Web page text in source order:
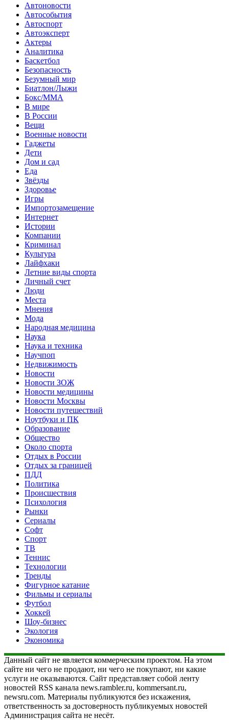
Автоновости
Автособытия
Автоспорт
Автоэксперт
Актеры
Аналитика
Баскетбол
Безопасность
Безумный мир
Биатлон/Лыжи
Бокс/MMA
В мире
В России
Вещи
Военные новости
Гаджеты
Дети
Дом и сад
Еда
Звёзды
Здоровье
Игры
Импортозамещение
Интернет
Истории
Компании
Криминал
Культура
Лайфхаки
Летние виды спорта
Личный счет
Люди
Места
Мнения
Мода
Народная медицина
Наука
Наука и техника
Научпоп
Недвижимость
Новости
Новости ЗОЖ
Новости медицины
Новости Москвы
Новости путешествий
Ноутбуки и ПК
Образование
Общество
Около спорта
Отдых в России
Отдых за границей
ПДД
Политика
Происшествия
Психология
Рынки
Сериалы
Софт
Спорт
ТВ
Теннис
Технологии
Тренды
Фигурное катание
Фильмы и сериалы
Футбол
Хоккей
Шоу-бизнес
Экология
Экономика
Данный сайт не является коммерческим проектом. На этом
сайте ни чего не продают, ни чего не покупают, ни какие
услуги не оказываются. Сайт представляет собой ленту
новостей RSS канала news.rambler.ru, kommersant.ru,
newsru.com. Материалы публикуются без искажения,
ответственность за достоверность публикуемых новостей
Администрация сайта не несёт.